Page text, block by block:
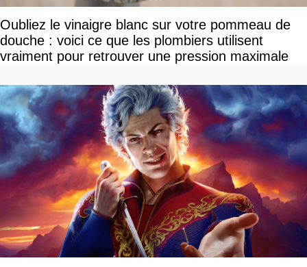
Oubliez le vinaigre blanc sur votre pommeau de
douche : voici ce que les plombiers utilisent
vraiment pour retrouver une pression maximale